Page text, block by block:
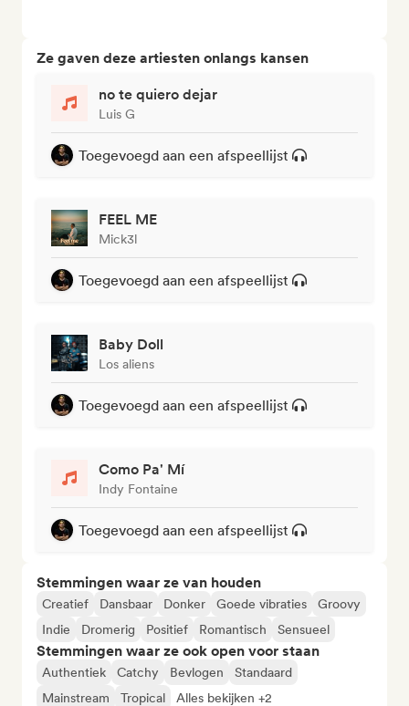
Ze gaven deze artiesten onlangs kansen
no te quiero dejar
Luis G
Toegevoegd aan een afspeellijst
FEEL ME
Mick3l
Toegevoegd aan een afspeellijst
Baby Doll
Los aliens
Toegevoegd aan een afspeellijst
Como Pa' Mí
Indy Fontaine
Toegevoegd aan een afspeellijst
Stemmingen waar ze van houden
Creatief Dansbaar Donker Goede vibraties
Groovy
Indie
Dromerig Positief Romantisch Sensueel
Stemmingen waar ze ook open voor staan
Authentiek Catchy Bevlogen
Standaard
Mainstream
Tropical Alles bekijken +2